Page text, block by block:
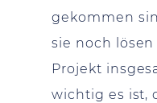
gekommen
sie noch
Projekt
wichtig es ist,